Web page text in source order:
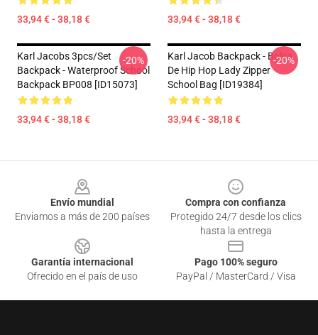
33,94 € - 38,18 € 33,94 € - 38,18 €
Karl Jacobs 3pcs/set
Backpack - Waterproof School
Backpack BP008 [ID15073]
33,94 € - 38,18 €
-20%
Karl Jacob Backpack - Bolsa
De Hip Hop Lady Zipper
School Bag [ID19384]
33,94 € - 38,18 €
-20%
Envío mundial
Enviamos a más de 200 países
Compra con confianza
Protegido 24/7 desde los clics
hasta la entrega
Garantía internacional
Ofrecido en el país de uso
Pago 100% seguro
PayPal / MasterCard / Visa